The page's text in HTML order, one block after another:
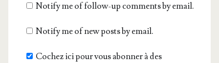
siteNotify me of follow-up comments by email.
Notify me of new posts by email.
Cochez ici pour vous abonner à des